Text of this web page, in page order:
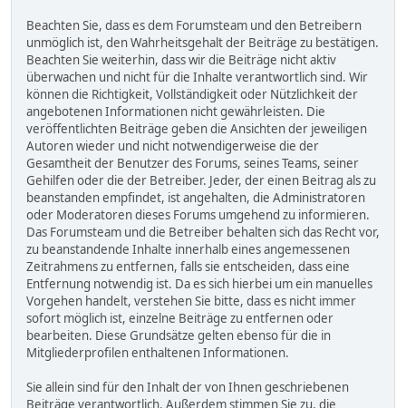
Beachten Sie, dass es dem Forumsteam und den Betreibern
unmöglich ist, den Wahrheitsgehalt der Beiträge zu bestätigen.
Beachten Sie weiterhin, dass wir die Beiträge nicht aktiv
überwachen und nicht für die Inhalte verantwortlich sind. Wir
können die Richtigkeit, Vollständigkeit oder Nützlichkeit der
angebotenen Informationen nicht gewährleisten. Die
veröffentlichten Beiträge geben die Ansichten der jeweiligen
Autoren wieder und nicht notwendigerweise die der
Gesamtheit der Benutzer des Forums, seines Teams, seiner
Gehilfen oder die der Betreiber. Jeder, der einen Beitrag als zu
beanstanden empfindet, ist angehalten, die Administratoren
oder Moderatoren dieses Forums umgehend zu informieren.
Das Forumsteam und die Betreiber behalten sich das Recht vor,
zu beanstandende Inhalte innerhalb eines angemessenen
Zeitrahmens zu entfernen, falls sie entscheiden, dass eine
Entfernung notwendig ist. Da es sich hierbei um ein manuelles
Vorgehen handelt, verstehen Sie bitte, dass es nicht immer
sofort möglich ist, einzelne Beiträge zu entfernen oder
bearbeiten. Diese Grundsätze gelten ebenso für die in
Mitgliederprofilen enthaltenen Informationen.
Sie allein sind für den Inhalt der von Ihnen geschriebenen
Beiträge verantwortlich. Außerdem stimmen Sie zu, die